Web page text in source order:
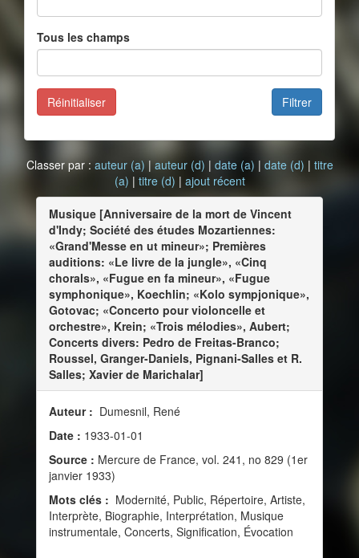
Tous les champs
Filtrer
Réinitialiser
Classer par : auteur (a) | auteur (d) | date (a) | date (d) | titre
(a) | titre (d) | ajout récent
Musique [Anniversaire de la mort de Vincent
d'Indy; Société des études Mozartiennes:
«Grand'Messe en ut mineur»; Premières
auditions: «Le livre de la jungle», «Cinq
chorals», «Fugue en fa mineur», «Fugue
symphonique», Koechlin; «Kolo sympjonique»,
Gotovac; «Concerto pour violoncelle et
orchestre», Krein; «Trois mélodies», Aubert;
Concerts divers: Pedro de Freitas-Branco;
Roussel, Granger-Daniels, Pignani-Salles et R.
Salles; Xavier de Marichalar]
Auteur : Dumesnil, René
Date : 1933-01-01
Source : Mercure de France, vol. 241, no 829 (1er
janvier 1933)
Mots clés : Modernité, Public, Répertoire, Artiste,
Interprète, Biographie, Interprétation, Musique
instrumentale, Concerts, Signification, Évocation